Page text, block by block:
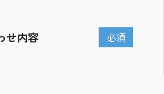
せ内容 必須